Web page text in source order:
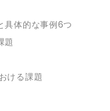
具体的な事例6つ
題
ける課題